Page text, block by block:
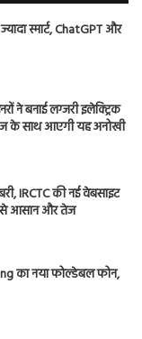
स्मार्ट, ChatGPT और
ने बनाई लग्जरी इलेक्ट्रिक
के साथ आएगी यह अनोखी
IRCTC की नई वेबसाइट
से आसान और तेज
का नया फोल्डेबल फोन,